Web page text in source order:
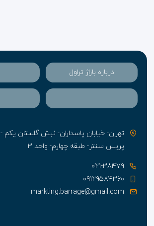
درباره باراژ تراول
تهران- خیابان پاسداران- نبش گلستان یکم
پریس سنتر- طبقه چهارم- واحد ۳
۰۲۱-۳۸۴۷۹
۰۹۱۲۹۵۸۴۳۶۰
markting.barrage@gmail.com